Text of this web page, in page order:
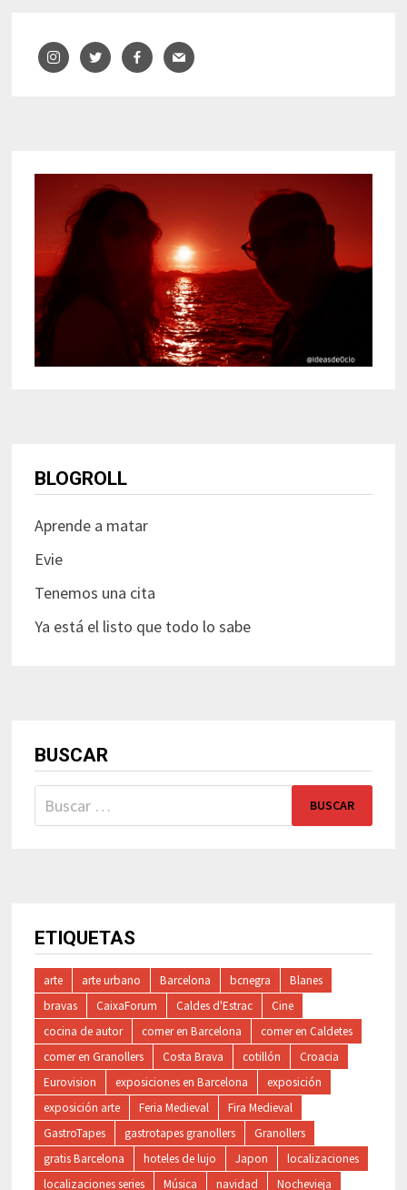
BLOGROLL
Aprende a matar
Evie
Tenemos una cita
Ya está el listo que todo lo sabe
BUSCAR
Buscar:
ETIQUETAS
arte arte urbano Barcelona bcnegra
Blanes
bravas
CaixaForum Caldes d'Estrac
Cine
cocina de autor
comer en Barcelona
comer en Caldetes
comer en Granollers
Costa Brava cotillón
Croacia
Eurovision
exposiciones en Barcelona
exposición
exposición arte
Feria Medieval
Fira Medieval
GastroTapes
gastrotapes granollers
Granollers
gratis Barcelona
hoteles de lujo Japon
localizaciones
localizaciones series
Música navidad
Nochevieja